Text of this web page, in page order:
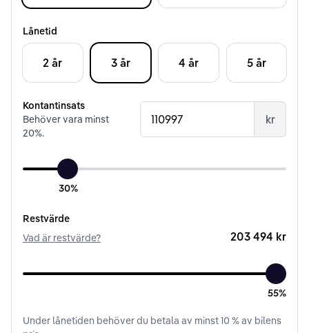
Lånetid
2 år 3 år 4 år 5 år
Kontantinsats
Behöver vara minst
20%.
kr
30%
Restvärde
Vad är restvärde?
203 494 kr
55%
Under lånetiden behöver du betala av minst10% av bilens